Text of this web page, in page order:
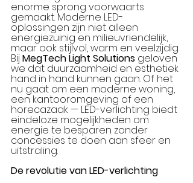
enorme sprong voorwaarts
gemaakt. Moderne LED-
oplossingen zijn niet alleen
energiezuinig en milieuvriendelijk,
maar ook stijlvol, warm en veelzijdig.
Bij MegTech Light Solutions geloven
we dat duurzaamheid en esthetiek
hand in hand kunnen gaan. Of het
nu gaat om een moderne woning,
een kantooromgeving of een
horecazaak — LED-verlichting biedt
eindeloze mogelijkheden om
energie te besparen zonder
concessies te doen aan sfeer en
uitstraling.
De revolutie van LED-verlichting